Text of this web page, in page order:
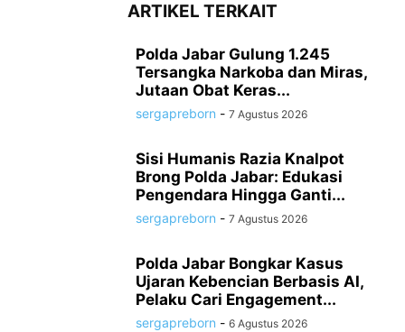
ARTIKEL TERKAIT
Polda Jabar Gulung 1.245
Tersangka Narkoba dan Miras,
Jutaan Obat Keras...
sergapreborn - 7 Agustus 2026
Sisi Humanis Razia Knalpot
Brong Polda Jabar: Edukasi
Pengendara Hingga Ganti...
sergapreborn - 7 Agustus 2026
Polda Jabar Bongkar Kasus
Ujaran Kebencian Berbasis AI,
Pelaku Cari Engagement...
sergapreborn - 6 Agustus 2026